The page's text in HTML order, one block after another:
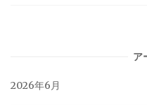
ア
2026年6月